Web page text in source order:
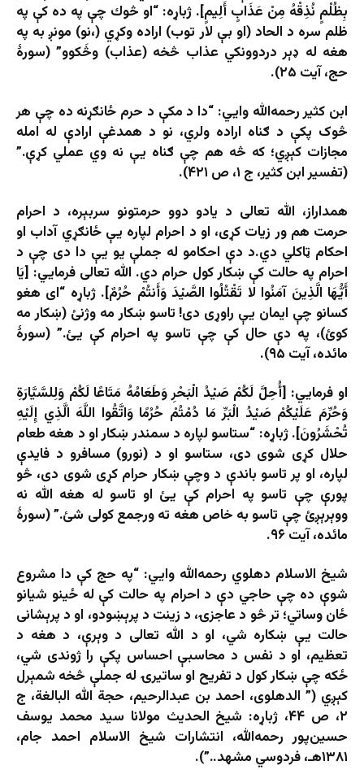
بِظُلْمٍ نُذِقْهُ مِنْ عَذَابٍ أَلِيمٍ]. ژباړه: “او څوك چې په ده كې په
ظلم سره د الحاد (او بې لار توب) اراده وكړي (،نو) مونږ به په
هغه له ډېر دردوونكي عذاب څخه (عذاب) وڅَكوو” (سورۀ
حج، آيت ۲۵).
ابن کثير رحمه‌الله وایي: “دا د مکې د حرم ځانګړنه ده چې هر
څوک پکې د ګناه اراده ولري، نو د همدغې ارادې له امله
مجازات کېږي؛ که څه هم چې ګناه یې نه وي عملي کړې.”
(تفسير ابن کثير، ج ۱، ص ۴۲۱).
همداراز، الله تعالی د یادو دوو حرمتونو سربېره، د احرام
حرمت هم ور زيات کړی، او د احرام لپاره یې ځانګړي آداب او
احکام ټاکلي دي.د دې احکامو له جملې یو یې دا دی چې د
احرام په حالت کې ښکار کول حرام دي. الله تعالی فرمايي: [يَا
أَيُّهَا الَّذِينَ آمَنُوا لا تَقْتُلُوا الصَّيْدَ وَأَنتُمْ حُرُمٌ]. ژباړه “اى هغو
كسانو چې ایمان يې راوړى دى! تاسو ښكار مه وژنئ (ښكار مه
كوئ)، په دې حال كې چې تاسو په احرام كې یئ.” (سورۀ
مائده، آيت ۹۵).
او فرمايي: [أُحِلَّ لَكُمْ صَيْدُ الْبَحْرِ وَطَعَامُهُ مَتَاعًا لَكُمْ وَلِلسَّيَّارَةِ
وَحُرِّمَ عَلَيْكُمْ صَيْدُ الْبَرِّ مَا دُمْتُمْ حُرُمًا وَاتَّقُوا اللَّهَ الَّذِي إِلَيْهِ
تُحْشَرُونَ]. ژباړه: “ستاسو لپاره د سمندر ښكار او د هغه طعام
حلال كړى شوى دى، ستاسو او د (نورو) مسافرو د فايدې
لپاره، او پر تاسو باندې د وچې ښكار حرام كړى شوى دى، څو
پورې چې تاسو په احرام كې یئ او تاسو له هغه الله نه
ووېرېږئ چې تاسو به خاص هغه ته ورجمع كولى شئ.” (سورۀ
مائده، آيت ۹۶.
شيخ الاسلام دهلوي رحمه‌الله وایي: “په حج کې دا مشروع
شوې ده چې حاجي دې د احرام په حالت کې له ځينو شيانو
ځان وساتي؛ تر څو د عاجزۍ، د زينت د پرېښودو، او د پرېشانی
حالت یې ښکاره شي، او د الله تعالی د وېرې، د هغه د
تعظيم، او د نفس د محاسبې احساس پکې را ژوندی شي،
ځکه چې ښکار کول د تفريح او ساتیرۍ له جملې څخه شمېرل
کېږي (” الدهلوی، احمد بن عبدالرحیم، حجة الله البالغة، ج
۲، ص ۴۴، ژباړه: شيخ الحديث مولانا سيد محمد يوسف
حسين‌پور رحمه‌الله، انتشارات شيخ الاسلام احمد جام،
۱۳۸۱هـ، فردوسي مشهد..”).